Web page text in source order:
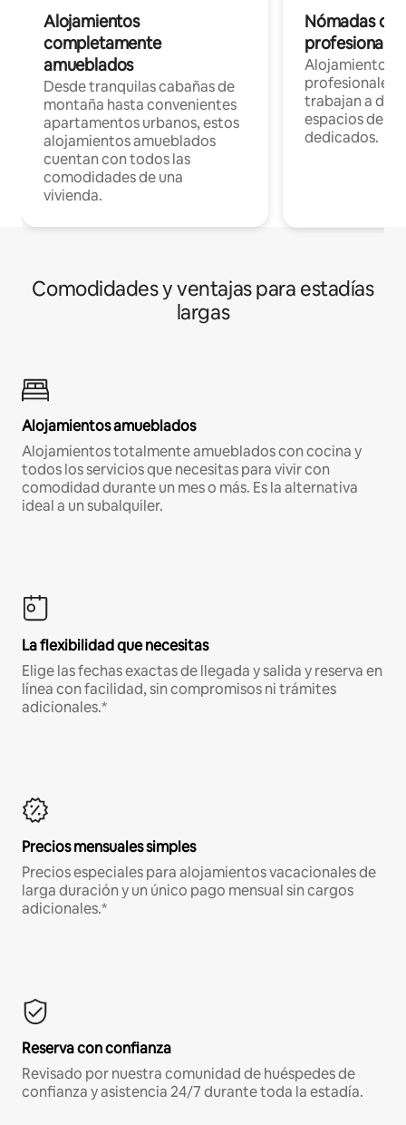
Alojamientos
completamente
amueblados
Desde tranquilas cabañas de
montaña hasta convenientes
apartamentos urbanos, estos
alojamientos amueblados
cuentan con todos las
comodidades de una
vivienda.
Nómadas
Alojamientos
profesionales
trabajan a
espacios de
dedicados.
Comodidades y ventajas para estadías
largas
Alojamientos amueblados
Alojamientos totalmente amueblados con cocina y
todos los servicios que necesitas para vivir con
comodidad durante un mes o más. Es la alternativa
ideal a un subalquiler.
La flexibilidad que necesitas
Elige las fechas exactas de llegada y salida y reserva en
línea con facilidad, sin compromisos ni trámites
adicionales.*
Precios mensuales simples
Precios especiales para alojamientos vacacionales de
larga duración y un único pago mensual sin cargos
adicionales.*
Reserva con confianza
Revisado por nuestra comunidad de huéspedes de
confianza y asistencia 24/7 durante toda la estadía.